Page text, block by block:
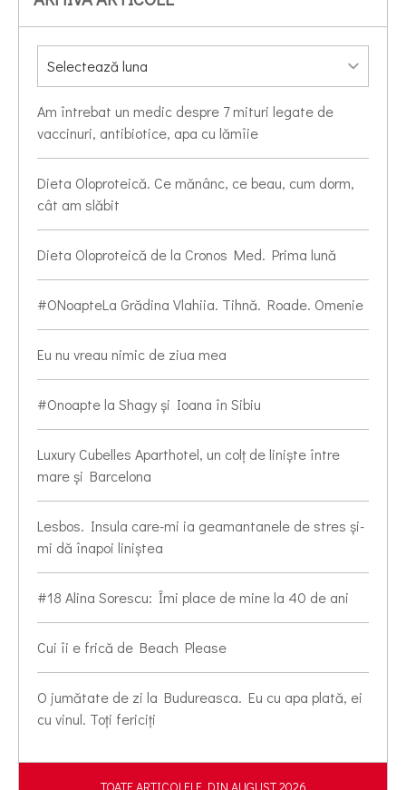
Am întrebat un medic despre 7 mituri legate de
vaccinuri, antibiotice, apa cu lămîie
Dieta Oloproteică. Ce mănânc, ce beau, cum dorm,
cât am slăbit
Dieta Oloproteică de la Cronos Med. Prima lună
#ONoapteLa Grădina Vlahiia. Tihnă. Roade. Omenie
Eu nu vreau nimic de ziua mea
#Onoapte la Shagy și Ioana în Sibiu
Luxury Cubelles Aparthotel, un colț de liniște între
mare și Barcelona
Lesbos. Insula care-mi ia geamantanele de stres și-
mi dă înapoi liniștea
#18 Alina Sorescu: Îmi place de mine la 40 de ani
Cui îi e frică de Beach Please
O jumătate de zi la Budureasca. Eu cu apa plată, ei
cu vinul. Toți fericiți